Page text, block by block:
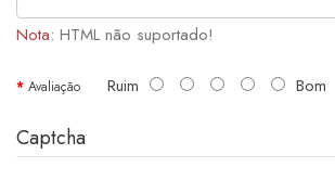
Nota: HTML não suportado!
Avaliação Ruim Bom
Captcha